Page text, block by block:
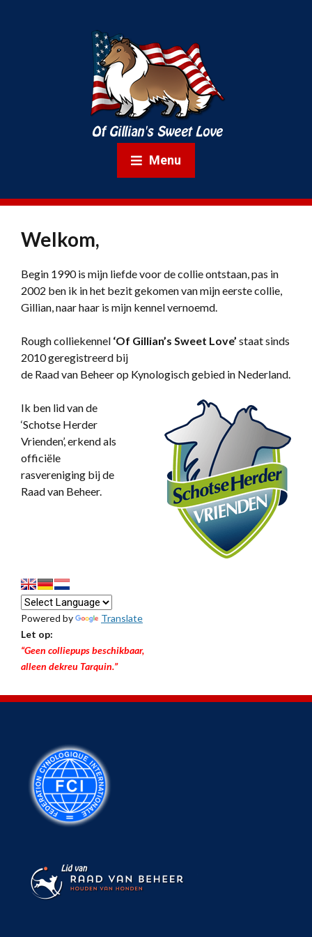
Menu
Welkom,
Begin 1990 is mijn liefde voor de collie ontstaan, pas in
2002 ben ik in het bezit gekomen van mijn eerste collie,
Gillian, naar haar is mijn kennel vernoemd.
Rough colliekennel ‘Of Gillian’s Sweet Love’ staat sinds
2010 geregistreerd bij
de Raad van Beheer op Kynologisch gebied in Nederland.
Ik ben lid van de
‘Schotse Herder
Vrienden’, erkend als
officiële
rasvereniging bij de
Raad van Beheer.
Powered by
Translate
Let op:
“Geen colliepups beschikbaar,
alleen dekreu Tarquin.”